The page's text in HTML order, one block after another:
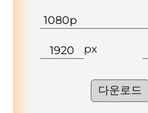
px
다운로드